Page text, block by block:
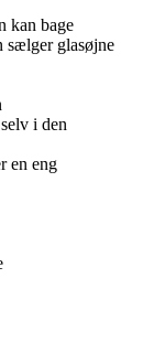
kan bage
sælger glasøjne
i den
en eng